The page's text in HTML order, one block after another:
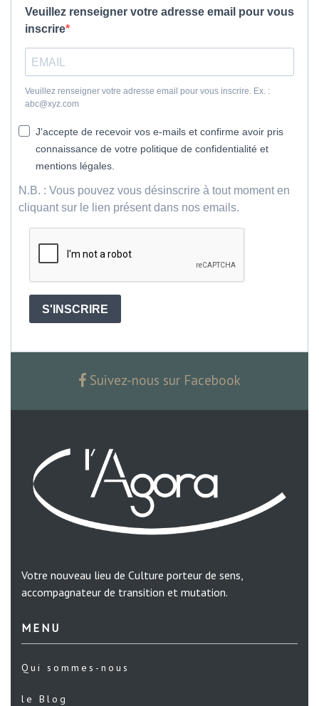
Veuillez renseigner votre adresse email pour vous
inscrire
Veuillez renseigner votre adresse email pour vous inscrire. Ex. :
abc@xyz.com
J'accepte de recevoir vos e-mails et confirme avoir pris
connaissance de votre politique de confidentialité et
mentions légales.
N.B. : Vous pouvez vous désinscrire à tout moment en
cliquant sur le lien présent dans nos emails.
S'INSCRIRE
Suivez-nous sur Facebook
Votre nouveau lieu de Culture porteur de sens,
accompagnateur de transition et mutation.
MENU
Qui sommes-nous
le Blog